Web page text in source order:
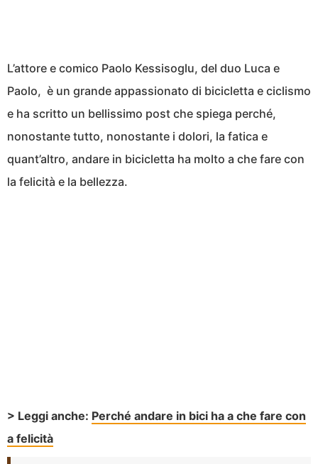
L’attore e comico Paolo Kessisoglu, del duo Luca e
Paolo, è un grande appassionato di bicicletta e ciclismo
e ha scritto un bellissimo post che spiega perché,
nonostante tutto, nonostante i dolori, la fatica e
quant’altro, andare in bicicletta ha molto a che fare con
la felicità e la bellezza.
> Leggi anche: Perché andare in bici ha a che fare con
a felicità